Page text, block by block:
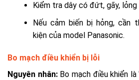
Kiểm tra dây có đứt, gãy, lỏng
Nếu cảm biến bị hỏng, cần
kiện của model Panasonic.
Bo mạch điều khiển bị lỗi
Nguyên nhân:Bo mạch điều khiển là